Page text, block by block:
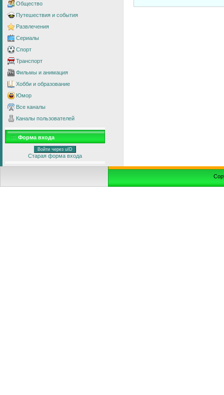
Общество
Путешествия и события
Развлечения
Сериалы
Спорт
Транспорт
Фильмы и анимация
Хобби и образование
Юмор
Все каналы
Каналы пользователей
Форма входа
Войти через uID
Старая форма входа